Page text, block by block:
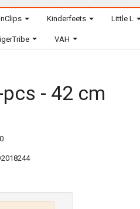
Kinderfeets Little L
VAH
- 42 cm